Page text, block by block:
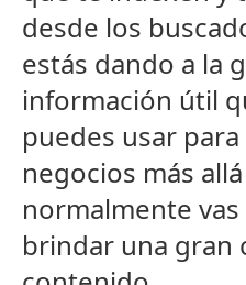
desde los
estás dando a la
información útil
puedes usar
negocios más
normalmente
brindar una gran